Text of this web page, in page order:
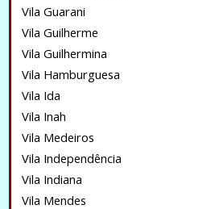
Vila Guarani
Vila Guilherme
Vila Guilhermina
Vila Hamburguesa
Vila Ida
Vila Inah
Vila Medeiros
Vila Independência
Vila Indiana
Vila Mendes